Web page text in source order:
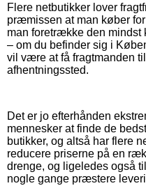
Flere netbutikker lover
præmissen at man køber
man foretrække den mindst
– om du befinder sig i
vil være at få fragtmanden
afhentningssted.
Det er jo efterhånden
mennesker at finde de
butikker, og altså har flere
reducere priserne på en
drenge, og ligeledes også
nogle gange præstere